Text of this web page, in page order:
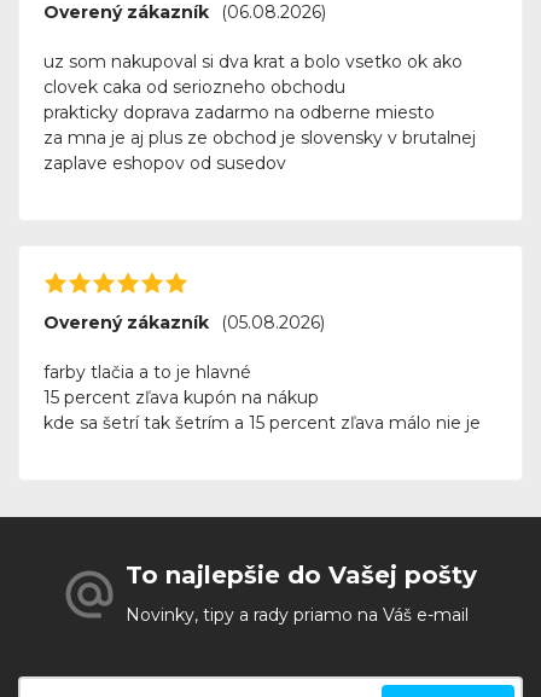
Overený zákazník (06.08.2026)
uz som nakupoval si dva krat a bolo vsetko ok ako
clovek caka od seriozneho obchodu
prakticky doprava zadarmo na odberne miesto
za mna je aj plus ze obchod je slovensky v brutalnej
zaplave eshopov od susedov
Overený zákazník (05.08.2026)
farby tlačia a to je hlavné
15 percent zľava kupón na nákup
kde sa šetrí tak šetrím a 15 percent zľava málo nie je
To najlepšie do Vašej pošty
Novinky, tipy a rady priamo na Váš e-mail